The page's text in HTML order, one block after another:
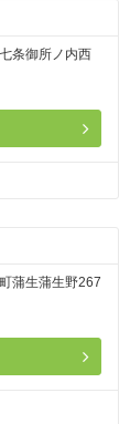
条御所ノ内西
蒲生蒲生野267